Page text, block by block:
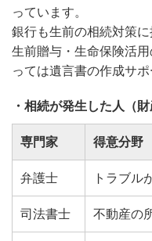
っています。
銀行も生前の相続対策
生前贈与・生命保険活
っては遺言書の作成サ
・相続が発生した人（
専門家 得意分野
弁護士 トラブル
司法書士 不動産の